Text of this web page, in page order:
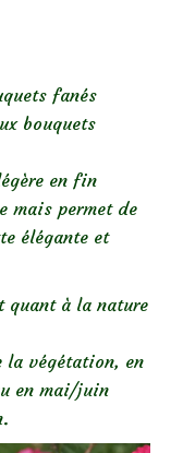
fanés
bouquets
en fin
mais permet de
élégante et
quant à la nature
la végétation, en
en mai/juin